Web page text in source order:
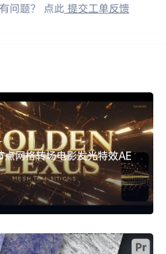
问题？ 点此提交工单反馈
点网格转场电影发光特效AE